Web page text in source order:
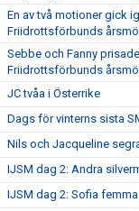
En av två motioner gick
Friidrottsförbunds
Sebbe och Fanny
Friidrottsförbunds
JC tvåa i Österrike
Dags för vinterns sista
Nils och Jacqueline
IJSM dag 2: Andra
IJSM dag 2: Sofia